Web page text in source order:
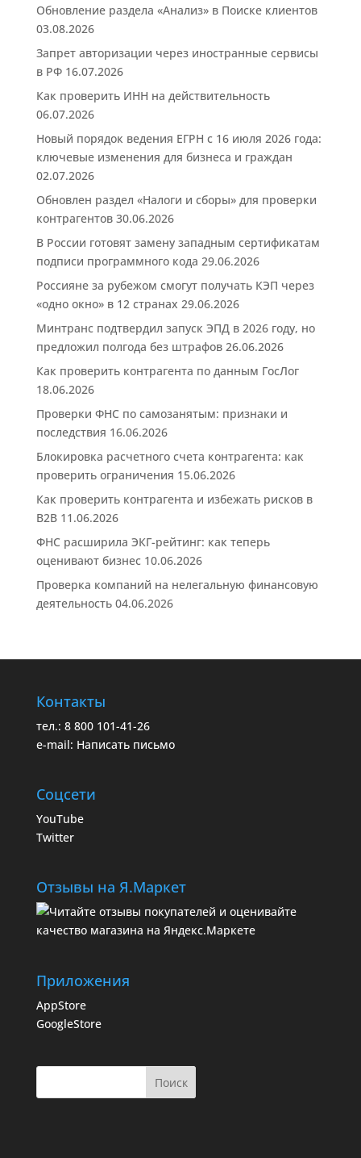
Обновление раздела «Анализ» в Поиске клиентов
03.08.2026
Запрет авторизации через иностранные сервисы
в РФ 16.07.2026
Как проверить ИНН на действительность
06.07.2026
Новый порядок ведения ЕГРН с 16 июля 2026 года:
ключевые изменения для бизнеса и граждан
02.07.2026
Обновлен раздел «Налоги и сборы» для проверки
контрагентов 30.06.2026
В России готовят замену западным сертификатам
подписи программного кода 29.06.2026
Россияне за рубежом смогут получать КЭП через
«одно окно» в 12 странах 29.06.2026
Минтранс подтвердил запуск ЭПД в 2026 году, но
предложил полгода без штрафов 26.06.2026
Как проверить контрагента по данным ГосЛог
18.06.2026
Проверки ФНС по самозанятым: признаки и
последствия 16.06.2026
Блокировка расчетного счета контрагента: как
проверить ограничения 15.06.2026
Как проверить контрагента и избежать рисков в
B2B 11.06.2026
ФНС расширила ЭКГ-рейтинг: как теперь
оценивают бизнес 10.06.2026
Проверка компаний на нелегальную финансовую
деятельность 04.06.2026
Контакты
тел.: 8 800 101-41-26
e-mail: Написать письмо
Соцсети
YouTube
Twitter
Отзывы на Я.Маркет
Приложения
AppStore
GoogleStore